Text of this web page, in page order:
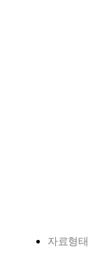
자료형태